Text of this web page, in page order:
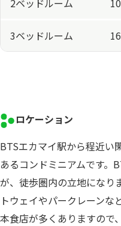
2ベッドルーム
3ベッドルーム
ロケーション
BTSエカマイ駅から程近い
あるコンドミニアムです。
が、徒歩圏内の立地になり
トウェイやパークレーン
本食店が多くありますので